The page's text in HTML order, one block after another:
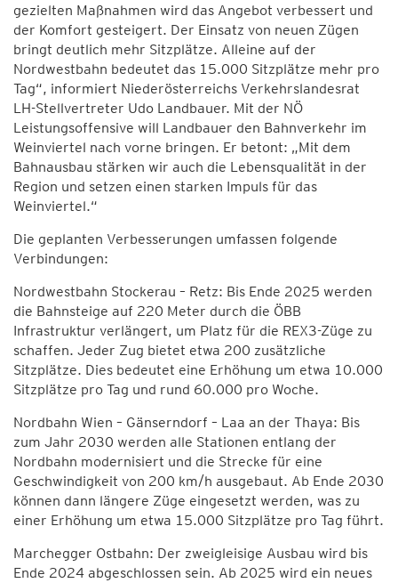
gezielten Maßnahmen wird das Angebot verbessert und
der Komfort gesteigert. Der Einsatz von neuen Zügen
bringt deutlich mehr Sitzplätze. Alleine auf der
Nordwestbahn bedeutet das 15.000 Sitzplätze mehr pro
Tag“, informiert Niederösterreichs Verkehrslandesrat
LH-Stellvertreter Udo Landbauer. Mit der NÖ
Leistungsoffensive will Landbauer den Bahnverkehr im
Weinviertel nach vorne bringen. Er betont: „Mit dem
Bahnausbau stärken wir auch die Lebensqualität in der
Region und setzen einen starken Impuls für das
Weinviertel.“
Die geplanten Verbesserungen umfassen folgende
Verbindungen:
Nordwestbahn Stockerau – Retz: Bis Ende 2025 werden
die Bahnsteige auf 220 Meter durch die ÖBB
Infrastruktur verlängert, um Platz für die REX3-Züge zu
schaffen. Jeder Zug bietet etwa 200 zusätzliche
Sitzplätze. Dies bedeutet eine Erhöhung um etwa 10.000
Sitzplätze pro Tag und rund 60.000 pro Woche.
Nordbahn Wien – Gänserndorf – Laa an der Thaya: Bis
zum Jahr 2030 werden alle Stationen entlang der
Nordbahn modernisiert und die Strecke für eine
Geschwindigkeit von 200 km/h ausgebaut. Ab Ende 2030
können dann längere Züge eingesetzt werden, was zu
einer Erhöhung um etwa 15.000 Sitzplätze pro Tag führt.
Marchegger Ostbahn: Der zweigleisige Ausbau wird bis
Ende 2024 abgeschlossen sein. Ab 2025 wird ein neues